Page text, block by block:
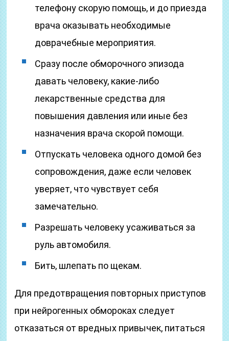
телефону скорую помощь, и до приезда
врача оказывать необходимые
доврачебные мероприятия.
Сразу после обморочного эпизода
давать человеку, какие-либо
лекарственные средства для
повышения давления или иные без
назначения врача скорой помощи.
Отпускать человека одного домой без
сопровождения, даже если человек
уверяет, что чувствует себя
замечательно.
Разрешать человеку усаживаться за
руль автомобиля.
Бить, шлепать по щекам.
Для предотвращения повторных приступов
при нейрогенных обмороках следует
отказаться от вредных привычек, питаться